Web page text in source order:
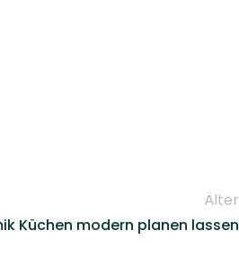
Älter
Küchen modern planen lassen